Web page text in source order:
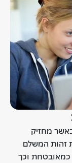
מחזיק
זהות המשלם
וכך